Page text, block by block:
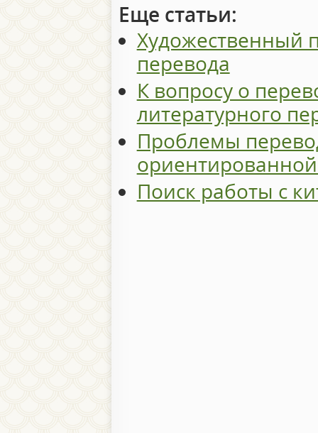
Еще статьи:
Художественный
перевода
К вопросу о
литературного
Проблемы
Поиск работы с